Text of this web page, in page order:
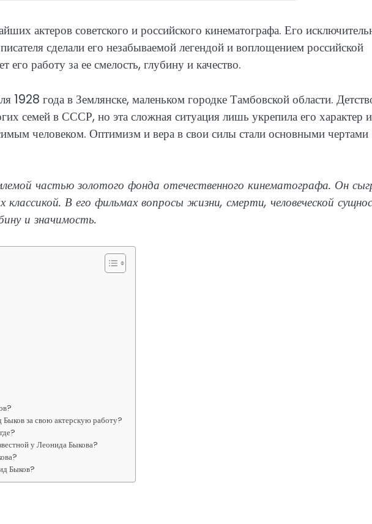
актеров советского и российского кинематографа. Его
сделали его незабываемой легендой и воплощением российской
работу за ее смелость, глубину и качество.
1928 года в Землянске, маленьком городке Тамбовской области.
семей в СССР, но эта сложная ситуация лишь укрепила его характер и
человеком. Оптимизм и вера в свои силы стали основными чертами
частью золотого фонда отечественного кинематографа. Он
В его фильмах вопросы жизни, смерти, человеческой
и значимость.
за свою актерскую работу?
у Леонида Быкова?
Быков?